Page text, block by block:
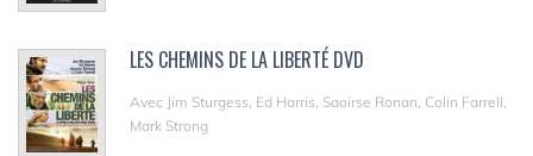
LES CHEMINS DE LA LIBERTÉ DVD
Avec Jim Sturgess, Ed Harris, Saoirse Ronan, Colin Farrell,
Mark Strong